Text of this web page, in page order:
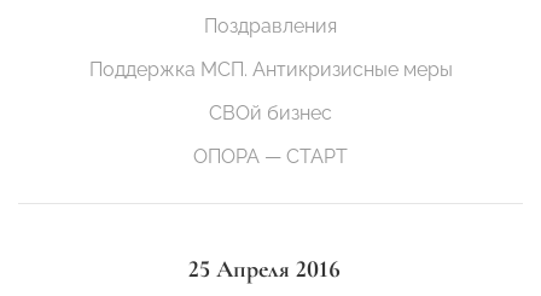
Поздравления
Поддержка МСП. Антикризисные меры
СВОй бизнес
ОПОРА — СТАРТ
25 Апреля 2016